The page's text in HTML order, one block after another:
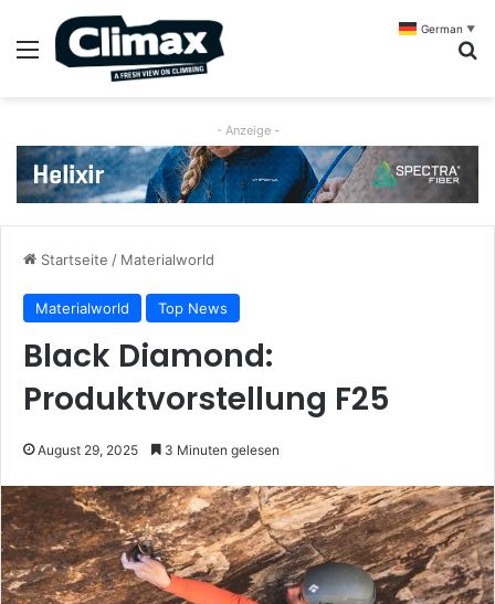
Menü
- Anzeige -
Startseite / Materialworld
Materialworld Top News
Black Diamond:
Produktvorstellung F25
August 29, 2025 3 Minuten gelesen
German ▼